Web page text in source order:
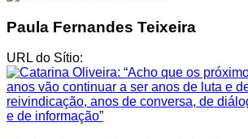
Paula Fernandes Teixeira
URL do Sítio: